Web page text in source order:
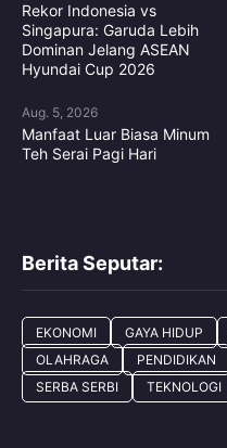
Rekor Indonesia vs
Singapura: Garuda Lebih
Dominan Jelang ASEAN
Hyundai Cup 2026
Aug. 5, 2026
Manfaat Luar Biasa Minum
Teh Serai Pagi Hari
Berita Seputar:
EKONOMI GAYA HIDUP
OLAHRAGA
PENDIDIKAN
SERBA SERBI
TEKNOLOGI